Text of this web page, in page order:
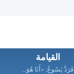
القيامة
فَرَدَّ يَسُوعُ: «أَنَا هُوَ...